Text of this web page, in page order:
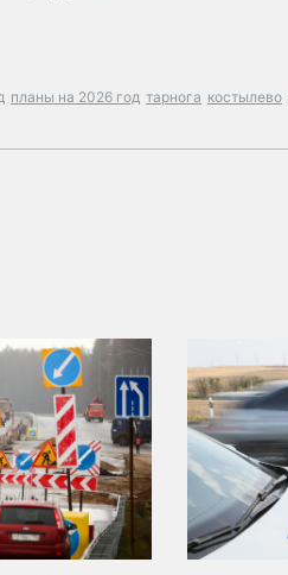
планы на 2026 год тарнога костылево